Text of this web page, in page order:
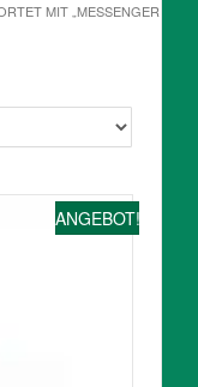
MIT „MESSENGER
ANGEBOT!